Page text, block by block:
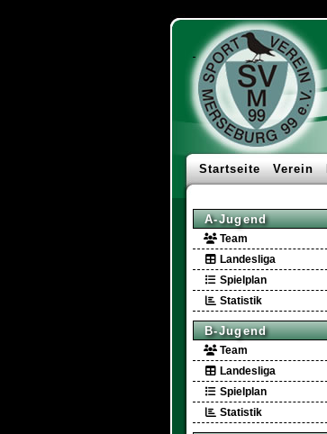
Startseite Verein
A-Jugend
Team
Landesliga
Spielplan
Statistik
B-Jugend
Team
Landesliga
Spielplan
Statistik